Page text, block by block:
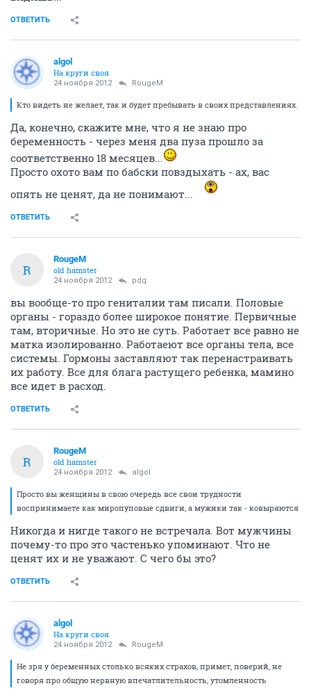
ОТВЕТИТЬ
algol
На круги своя
24 ноября 2012 RougeM
Кто видеть не желает, так и будет пребывать в своих представлениях.
Да, конечно, скажите мне, что я не знаю про
беременность - через меня два пуза прошло за
соответственно 18 месяцев...
Просто охото вам по бабски повздыхать - ах, вас
опять не ценят, да не понимают...
ОТВЕТИТЬ
R
RougeM
old hamster
24 ноября 2012 pdq
вы вообще-то про гениталии там писали. Половые
органы - гораздо более широкое понятие. Первичные
там, вторичные. Но это не суть. Работает все равно не
матка изолированно. Работаеют все органы тела, все
системы. Гормоны заставляют так перенастраивать
их работу. Все для блага растущего ребенка, мамино
все идет в расход.
ОТВЕТИТЬ
R
RougeM
old hamster
24 ноября 2012 algol
Просто вы женщины в свою очередь все свои трудности
воспринимаете как миропуповые сдвиги, а мужики так - ковыряются
Никогда и нигде такого не встречала. Вот мужчины
почему-то про это частенько упоминают. Что не
ценят их и не уважают. С чего бы это?
ОТВЕТИТЬ
algol
На круги своя
24 ноября 2012 RougeM
Не зря у беременных столько всяких страхов, примет, поверий, не
говоря про общую нервную впечатлительность, утомленность